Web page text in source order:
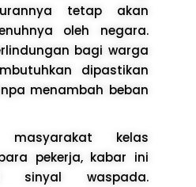
tetap akan
oleh negara.
bagi warga
dipastikan
menambah beban
kelas
pekerja, kabar ini
sinyal waspada.